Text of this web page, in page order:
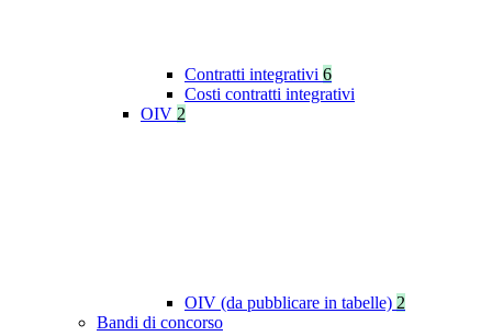
Contratti integrativi 6
Costi contratti integrativi
OIV 2
OIV (da pubblicare in tabelle) 2
Bandi di concorso